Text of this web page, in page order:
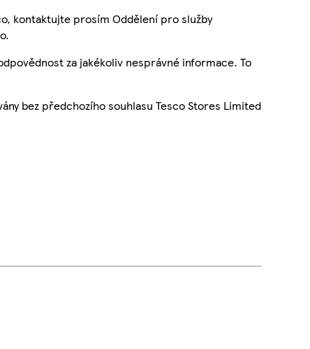
kontaktujte prosím Oddělení pro služby
za jakékoliv nesprávné informace. To
bez předchozího souhlasu Tesco Stores Limited